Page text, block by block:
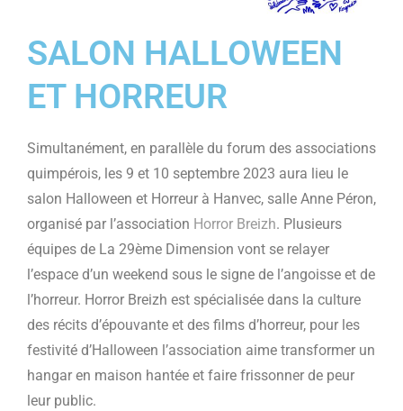
SALON HALLOWEEN
ET HORREUR
Simultanément, en parallèle du forum des associations
quimpérois, les 9 et 10 septembre 2023 aura lieu le
salon Halloween et Horreur à Hanvec, salle Anne Péron,
organisé par l’association Horror Breizh. Plusieurs
équipes de La 29ème Dimension vont se relayer
l’espace d’un weekend sous le signe de l’angoisse et de
l’horreur. Horror Breizh est spécialisée dans la culture
des récits d’épouvante et des films d’horreur, pour les
festivité d’Halloween l’association aime transformer un
hangar en maison hantée et faire frissonner de peur
leur public.